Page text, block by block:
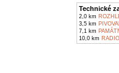
Technické
2,0 km
3,5 km
7,1 km
10,0 km